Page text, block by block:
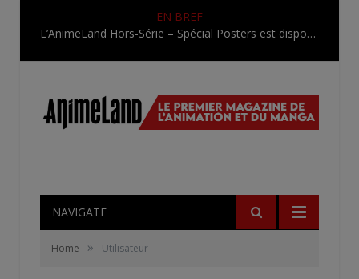
EN BREF
L’AnimeLand Hors-Série – Spécial Posters est disponible !
NAVIGATE
Home » Utilisateur